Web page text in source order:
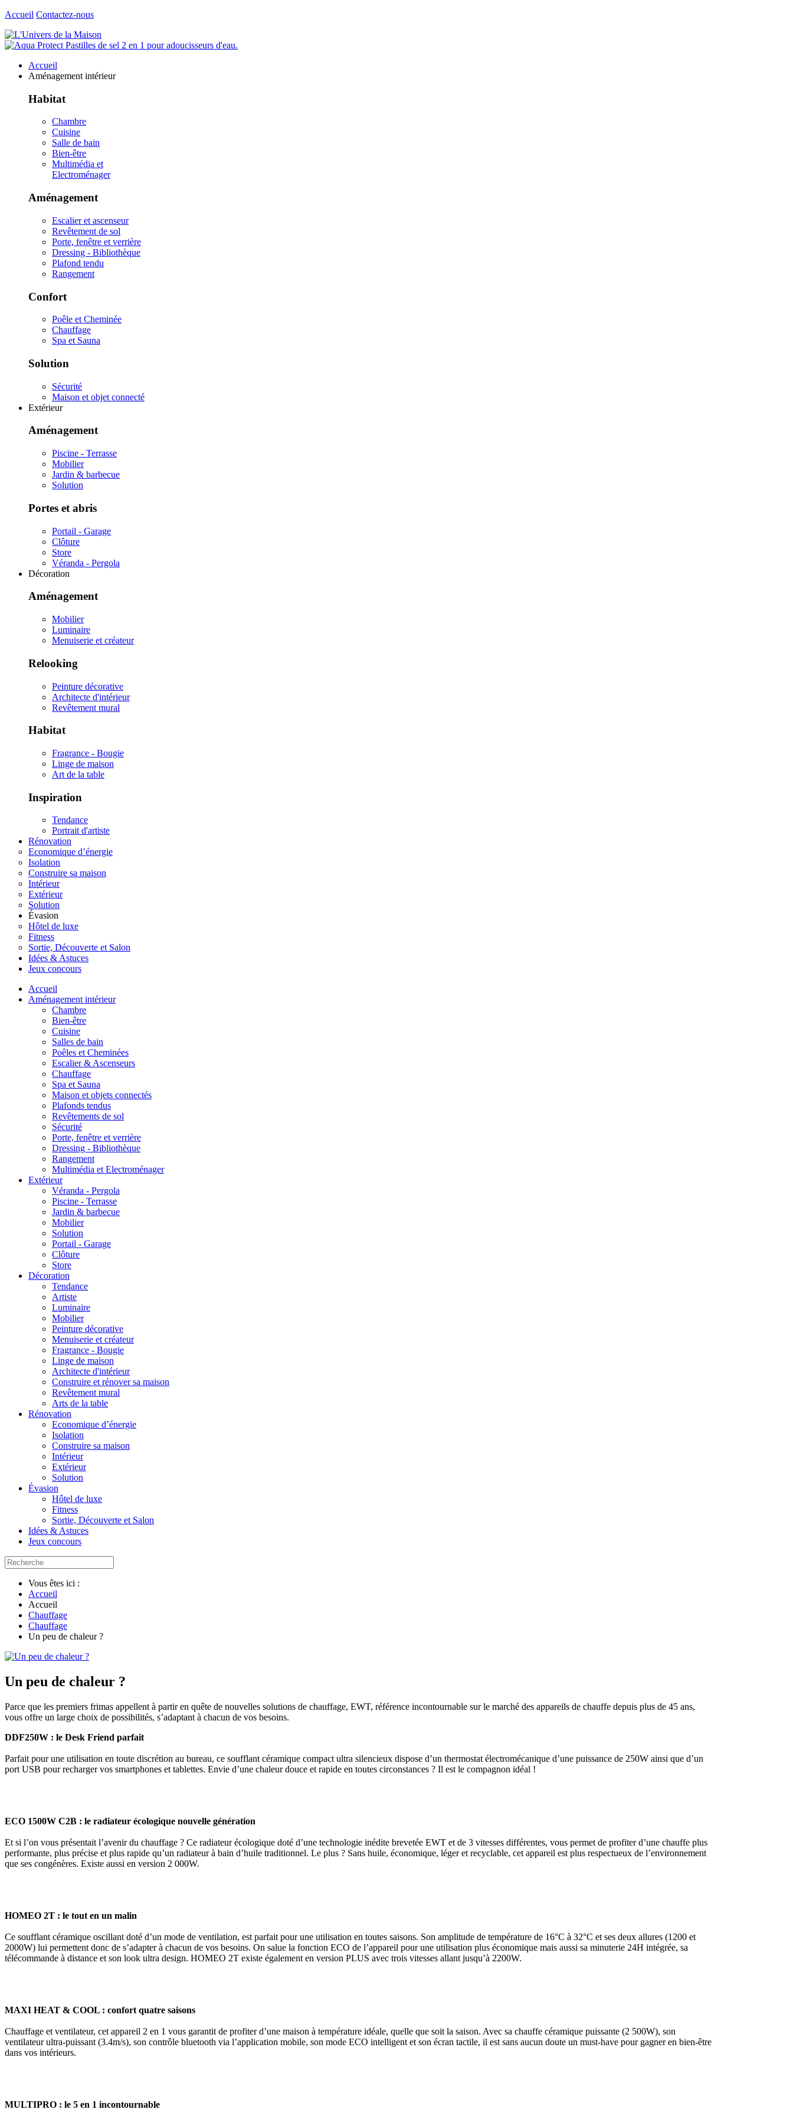
Accueil Contactez-nous
Accueil
Aménagement intérieur
Habitat
Chambre
Cuisine
Salle de bain
Bien-être
Multimédia et
Electroménager
Aménagement
Escalier et ascenseur
Revêtement de sol
Porte, fenêtre et verrière
Dressing - Bibliothèque
Plafond tendu
Rangement
Confort
Poêle et Cheminée
Chauffage
Spa et Sauna
Solution
Sécurité
Maison et objet connecté
Extérieur
Aménagement
Piscine - Terrasse
Mobilier
Jardin & barbecue
Solution
Portes et abris
Portail - Garage
Clôture
Store
Véranda - Pergola
Décoration
Aménagement
Mobilier
Luminaire
Menuiserie et créateur
Relooking
Peinture décorative
Architecte d'intérieur
Revêtement mural
Habitat
Fragrance - Bougie
Linge de maison
Art de la table
Inspiration
Tendance
Portrait d'artiste
Rénovation
Economique d’énergie
Isolation
Construire sa maison
Intérieur
Extérieur
Solution
Évasion
Hôtel de luxe
Fitness
Sortie, Découverte et Salon
Idées & Astuces
Jeux concours
Accueil
Aménagement intérieur
Chambre
Bien-être
Cuisine
Salles de bain
Poêles et Cheminées
Escalier & Ascenseurs
Chauffage
Spa et Sauna
Maison et objets connectés
Plafonds tendus
Revêtements de sol
Sécurité
Porte, fenêtre et verrière
Dressing - Bibliothèque
Rangement
Multimédia et Electroménager
Extérieur
Véranda - Pergola
Piscine - Terrasse
Jardin & barbecue
Mobilier
Solution
Portail - Garage
Clôture
Store
Décoration
Tendance
Artiste
Luminaire
Mobilier
Peinture décorative
Menuiserie et créateur
Fragrance - Bougie
Linge de maison
Architecte d'intérieur
Construire et rénover sa maison
Revêtement mural
Arts de la table
Rénovation
Economique d’énergie
Isolation
Construire sa maison
Intérieur
Extérieur
Solution
Évasion
Hôtel de luxe
Fitness
Sortie, Découverte et Salon
Idées & Astuces
Jeux concours
Vous êtes ici :
Accueil
Accueil
Chauffage
Chauffage
Un peu de chaleur ?
Un peu de chaleur ?
Parce que les premiers frimas appellent à partir en quête de nouvelles solutions de chauffage, EWT, référence incontournable sur le marché des appareils de chauffe depuis plus de 45 ans,
vous offre un large choix de possibilités, s’adaptant à chacun de vos besoins.
DDF250W : le Desk Friend parfait
Parfait pour une utilisation en toute discrétion au bureau, ce soufflant céramique compact ultra silencieux dispose d’un thermostat électromécanique d’une puissance de 250W ainsi que d’un
port USB pour recharger vos smartphones et tablettes. Envie d’une chaleur douce et rapide en toutes circonstances ? Il est le compagnon idéal !
ECO 1500W C2B : le radiateur écologique nouvelle génération
Et si l’on vous présentait l’avenir du chauffage ? Ce radiateur écologique doté d’une technologie inédite brevetée EWT et de 3 vitesses différentes, vous permet de profiter d’une chauffe plus
performante, plus précise et plus rapide qu’un radiateur à bain d’huile traditionnel. Le plus ? Sans huile, économique, léger et recyclable, cet appareil est plus respectueux de l’environnement
que ses congénères. Existe aussi en version 2 000W.
HOMEO 2T : le tout en un malin
Ce soufflant céramique oscillant doté d’un mode de ventilation, est parfait pour une utilisation en toutes saisons. Son amplitude de température de 16°C à 32°C et ses deux allures (1200 et
2000W) lui permettent donc de s’adapter à chacun de vos besoins. On salue la fonction ECO de l’appareil pour une utilisation plus économique mais aussi sa minuterie 24H intégrée, sa
télécommande à distance et son look ultra design. HOMEO 2T existe également en version PLUS avec trois vitesses allant jusqu’à 2200W.
MAXI HEAT & COOL : confort quatre saisons
Chauffage et ventilateur, cet appareil 2 en 1 vous garantit de profiter d’une maison à température idéale, quelle que soit la saison. Avec sa chauffe céramique puissante (2 500W), son
ventilateur ultra-puissant (3.4m/s), son contrôle bluetooth via l’application mobile, son mode ECO intelligent et son écran tactile, il est sans aucun doute un must-have pour gagner en bien-être
dans vos intérieurs.
MULTIPRO : le 5 en 1 incontournable